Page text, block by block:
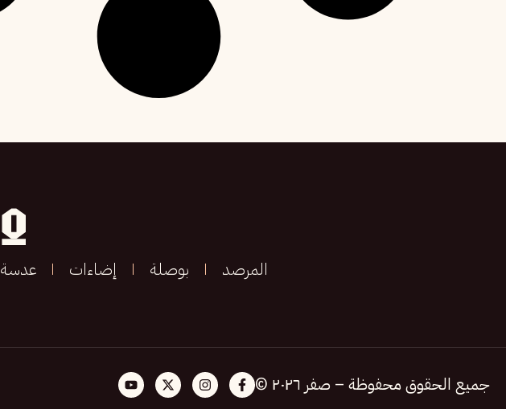
المرصد بوصلة إضاءات عدسة
جميع الحقوق محفوظة – صفر ٢٠٢٦ ©